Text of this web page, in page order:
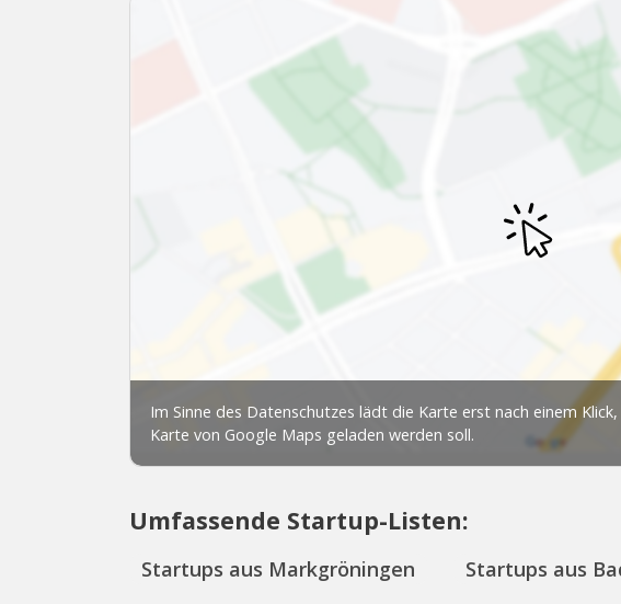
Umfassende Startup-Listen:
Startups aus Markgröningen
Startups aus